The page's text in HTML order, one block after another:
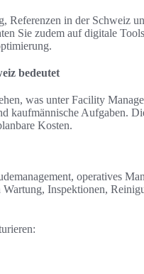
Referenzen in der Schweiz
Sie zudem auf digitale
bedeutet
was unter Facility
kaufmännische Aufgaben.
Kosten.
operatives
Inspektionen,